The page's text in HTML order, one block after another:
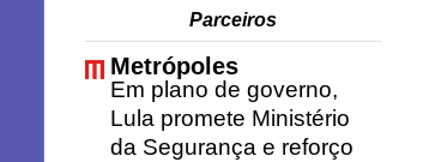
Parceiros
Metrópoles
Em plano de governo,
Lula promete Ministério
da Segurança e reforço